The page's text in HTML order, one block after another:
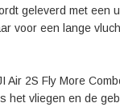
geleverd met
voor een lange
Air 2S Fly More
het vliegen en de